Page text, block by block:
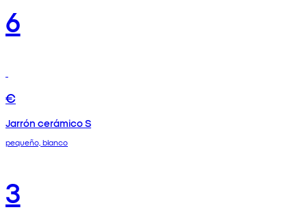
6
€
Jarrón cerámico S
pequeño, blanco
3